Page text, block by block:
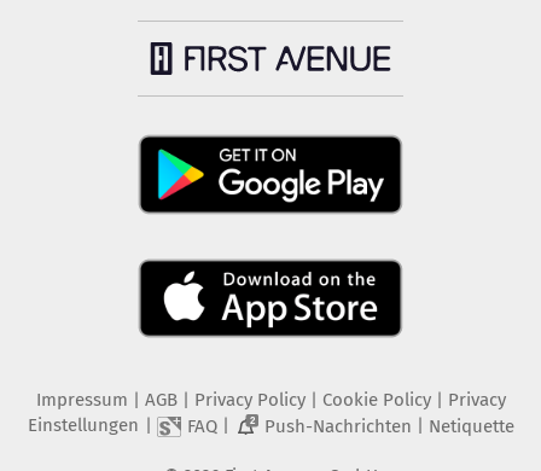
Impressum AGB Privacy Policy| Cookie Policy| Privacy
Einstellungen
FAQ| 2 Push-Nachrichten Netiquette